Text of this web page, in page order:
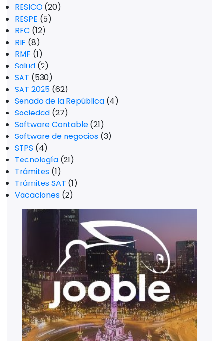
RESICO (20)
RESPE (5)
RFC (12)
RIF (8)
RMF (1)
Salud (2)
SAT (530)
SAT 2025 (62)
Senado de la República (4)
Sociedad (27)
Software Contable (21)
Software de negocios (3)
STPS (4)
Tecnología (21)
Trámites (1)
Trámites SAT (1)
Vacaciones (2)